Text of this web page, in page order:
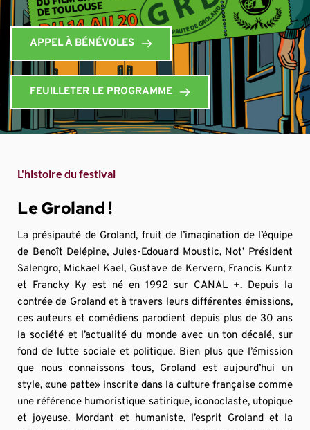
APPEL À BÉNÉVOLES
FEUILLETER LE PROGRAMME
L'histoire du festival
Le Groland !
La présipauté de Groland, fruit de l’imagination de l’équipe
de Benoît Delépine, Jules-Edouard Moustic, Not’ Président
Salengro, Mickael Kael, Gustave de Kervern, Francis Kuntz
et Francky Ky est né en 1992 sur CANAL +. Depuis la
contrée de Groland et à travers leurs différentes émissions,
ces auteurs et comédiens parodient depuis plus de 30 ans
la société et l’actualité du monde avec un ton décalé, sur
fond de lutte sociale et politique. Bien plus que l’émission
que nous connaissons tous, Groland est aujourd’hui un
style, «une patte» inscrite dans la culture française comme
une référence humoristique satirique, iconoclaste, utopique
et joyeuse. Mordant et humaniste, l’esprit Groland et la